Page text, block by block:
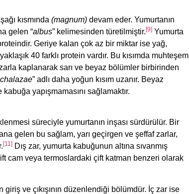
kısmında (magnum) devam eder. Yumurtanın
gelen “albus” kelimesinden türetilmiştir. [9] Yumurta
Geriye kalan çok az bir miktar ise yağ,
40 farklı protein vardır. Bu kısımda muhteşem
kaplanarak sarı ve beyaz bölümler birbirinden
chalazae” adlı daha yoğun kısım uzanır. Beyaz
yapışmamasını sağlamaktır.
süreciyle yumurtanın inşası sürdürülür. Bir
gelen bu sağlam, yarı geçirgen ve şeffaf zarlar,
[11] Dış zar, yumurta kabuğunun altına sıvanmış
cam veya termoslardaki çift katman benzeri olarak
ve çıkışının düzenlendiği bölümdür. İç zar ise